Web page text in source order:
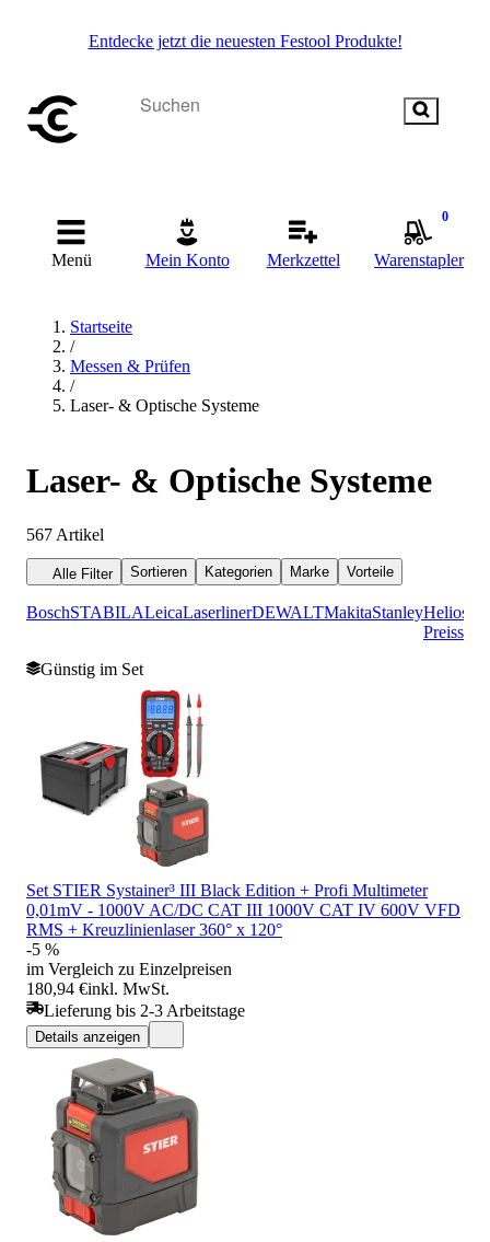
Entdecke jetzt die neuesten Festool Produkte!
Menü Mein Konto Merkzettel
0
Warenstapler
Startseite
/
Messen & Prüfen
/
Laser- & Optische Systeme
Laser- & Optische Systeme
567 Artikel
Alle Filter Sortieren Kategorien Marke Vorteile
BoschSTABILALeicaLaserlinerDEWALTMakitaStanleyHelios-
Preisser
Günstig im Set
Set STIER Systainer³ III Black Edition + Profi Multimeter
0,01mV - 1000V AC/DC CAT III 1000V CAT IV 600V VFD
RMS + Kreuzlinienlaser 360° x 120°
-5 %
im Vergleich zu Einzelpreisen
180,94 €inkl. MwSt.
Lieferung bis 2-3 Arbeitstage
Details anzeigen